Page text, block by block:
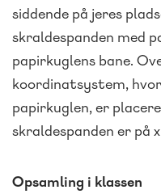
siddende på jeres
skraldespanden med
papirkuglens bane.
koordinatsystem,
papirkuglen, er
skraldespanden er på
Opsamling i klassen